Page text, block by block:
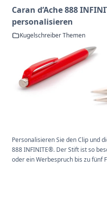
Caran d’Ache 888
personalisieren
Kugelschreiber Themen
Personalisieren Sie den Clip und
888 INFINITE®. Der Stift ist so
oder ein Werbespruch bis zu fünf